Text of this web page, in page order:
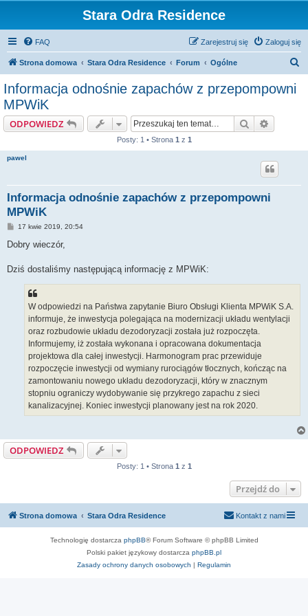
Stara Odra Residence
FAQ Zaloguj się
Zarejestruj się
Strona domowa Stara Odra Residence Forum Ogólne
Informacja odnośnie zapachów z przepompowni
MPWiK
ODPOWIEDZ Szukaj
Posty: 1 • Strona 1 z 1
pawel
Informacja odnośnie zapachów z przepompowni
MPWiK
P
s
17 kwie 2019, 20:54
Dobry wieczór,
Dziś dostaliśmy następującą informację z MPWiK:
W odpowiedzi na Państwa zapytanie Biuro Obsługi Klienta MPWiK S.A.
informuje, że inwestycja polegająca na modernizacji układu wentylacji
oraz rozbudowie układu dezodoryzacji została już rozpoczęta.
Informujemy, iż została wykonana i opracowana dokumentacja
projektowa dla całej inwestycji. Harmonogram prac przewiduje
rozpoczęcie inwestycji od wymiany rurociągów tłocznych, kończąc na
zamontowaniu nowego układu dezodoryzacji, który w znacznym
stopniu ograniczy wydobywanie się przykrego zapachu z sieci
kanalizacyjnej. Koniec inwestycji planowany jest na rok 2020.
ODPOWIEDZ
Posty: 1 • Strona 1 z 1
Przejdź do
Strona domowa Stara Odra Residence Kontakt z nami
Technologię dostarcza phpBB® Forum Software © phpBB Limited
Polski pakiet językowy dostarcza phpBB.pl
Zasady ochrony danych osobowych | Regulamin